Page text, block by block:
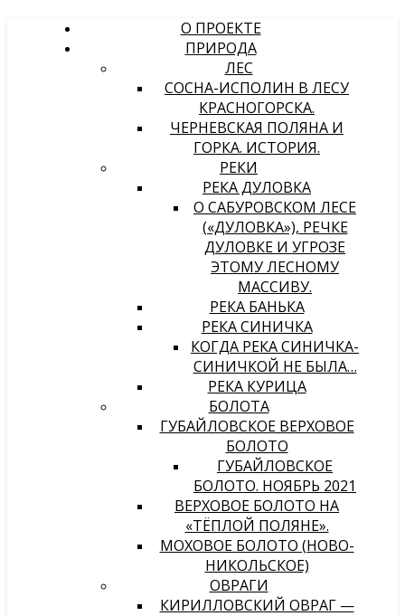
О ПРОЕКТЕ
ПРИРОДА
ЛЕС
СОСНА-ИСПОЛИН В ЛЕСУ
КРАСНОГОРСКА.
ЧЕРНЕВСКАЯ ПОЛЯНА И
ГОРКА. ИСТОРИЯ.
РЕКИ
РЕКА ДУЛОВКА
О САБУРОВСКОМ ЛЕСЕ
(«ДУЛОВКА»), РЕЧКЕ
ДУЛОВКЕ И УГРОЗЕ
ЭТОМУ ЛЕСНОМУ
МАССИВУ.
РЕКА БАНЬКА
РЕКА СИНИЧКА
КОГДА РЕКА СИНИЧКА-
СИНИЧКОЙ НЕ БЫЛА…
РЕКА КУРИЦА
БОЛОТА
ГУБАЙЛОВСКОЕ ВЕРХОВОЕ
БОЛОТО
ГУБАЙЛОВСКОЕ
БОЛОТО. НОЯБРЬ 2021
ВЕРХОВОЕ БОЛОТО НА
«ТЁПЛОЙ ПОЛЯНЕ».
МОХОВОЕ БОЛОТО (НОВО-
НИКОЛЬСКОЕ)
ОВРАГИ
КИРИЛЛОВСКИЙ ОВРАГ —